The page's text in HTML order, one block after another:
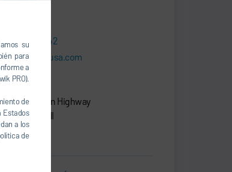
su
para
a
PRO).
de
Estados
a los
de
248 450-2042
LLC
Highway
MI
Unidos